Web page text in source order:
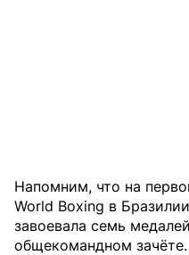
Напомним, что на
World Boxing в
завоевала семь
общекомандном зачёте.